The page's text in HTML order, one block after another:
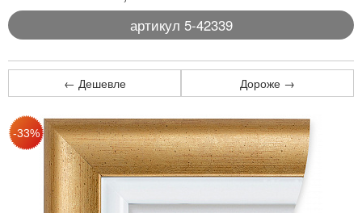
артикул 5-42339
← Дешевле Дороже →